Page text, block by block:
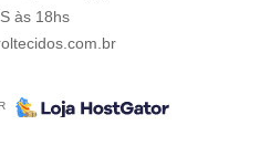
às 18hs